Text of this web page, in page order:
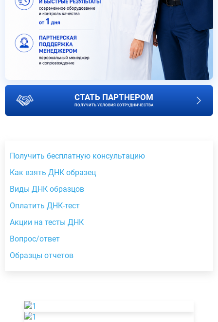
СТАТЬ ПАРТНЕРОМ
ПОЛУЧИТЬ УСЛОВИЯ СОТРУДНИЧЕСТВА
Получить бесплатную консультацию
Как взять ДНК образец
Виды ДНК образцов
Оплатить ДНК-тест
Акции на тесты ДНК
Вопрос/ответ
Образцы отчетов